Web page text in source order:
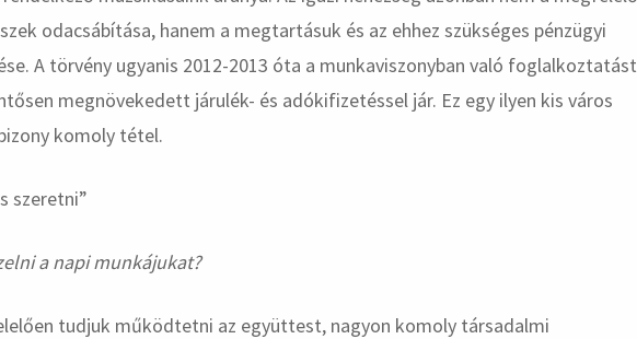
odacsábítása, hanem a megtartásuk és az ehhez szükséges pénzügyi
A törvény ugyanis 2012-2013 óta a munkaviszonyban való foglalkoztatást
megnövekedett járulék- és adókifizetéssel jár. Ez egy ilyen kis város
komoly tétel.
a napi munkájukat?
tudjuk működtetni az együttest, nagyon komoly társadalmi